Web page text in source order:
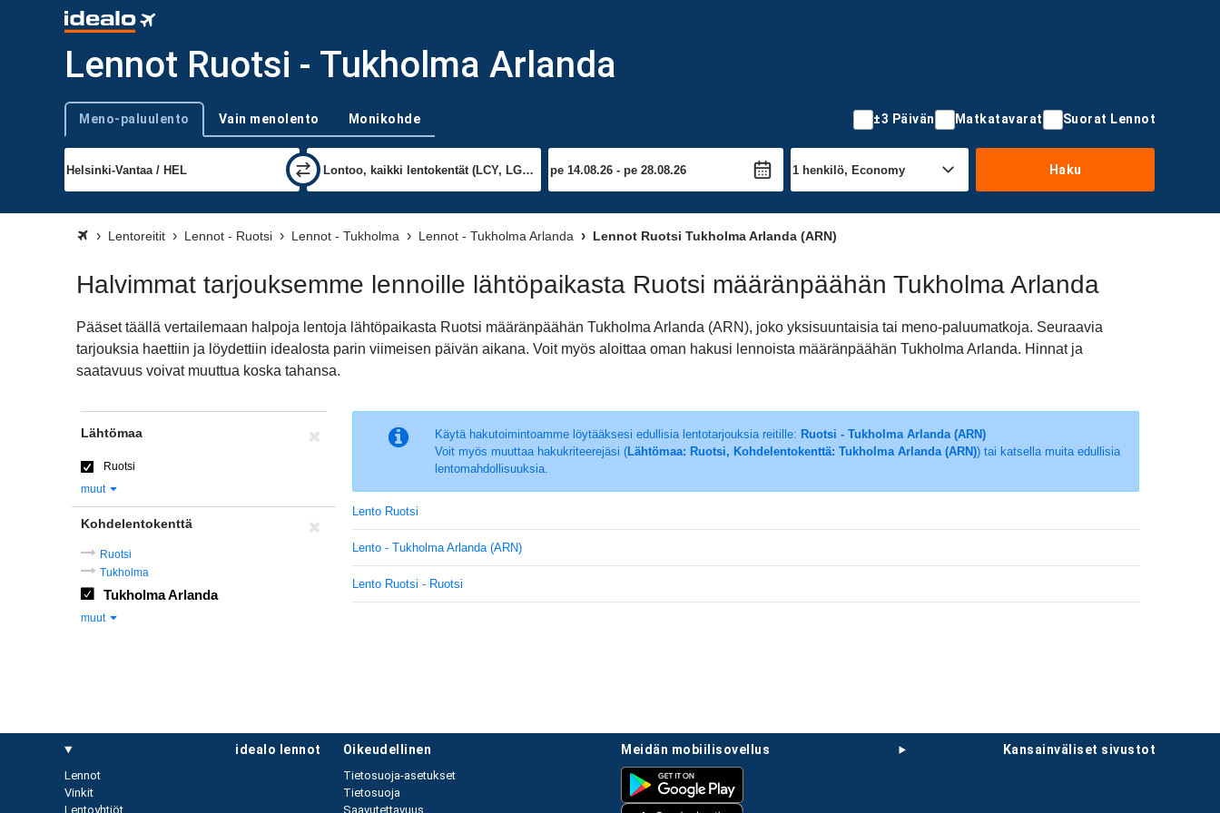
Lennot Ruotsi - Tukholma Arlanda
Trip type
Meno-paluulento Vain menolento Monikohde ±3 Päivän Matkatavarat Suorat Lennot
Haku
Lentoreitit Lennot - Ruotsi Lennot - Tukholma Lennot - Tukholma Arlanda Lennot Ruotsi Tukholma Arlanda (ARN)
Halvimmat tarjouksemme lennoille lähtöpaikasta Ruotsi määränpäähän Tukholma Arlanda
Pääset täällä vertailemaan halpoja lentoja lähtöpaikasta Ruotsi määränpäähän Tukholma Arlanda (ARN), joko yksisuuntaisia tai meno-paluumatkoja. Seuraavia
tarjouksia haettiin ja löydettiin idealosta parin viimeisen päivän aikana. Voit myös aloittaa oman hakusi lennoista määränpäähän Tukholma Arlanda. Hinnat ja
saatavuus voivat muuttua koska tahansa.
Käytä hakutoimintoamme löytääksesi edullisia lentotarjouksia reitille: Ruotsi - Tukholma Arlanda (ARN)
Voit myös muuttaa hakukriteerejäsi (Lähtömaa: Ruotsi, Kohdelentokenttä: Tukholma Arlanda (ARN)) tai katsella muita edullisia
lentomahdollisuuksia.
Lento Ruotsi
Lento - Tukholma Arlanda (ARN)
Lento Ruotsi - Ruotsi
Lähtömaa
Ruotsi
muut
Kohdelentokenttä
Ruotsi
Tukholma
Tukholma Arlanda
muut
idealo lennot
Lennot
Vinkit
Lentoyhtiöt
kansainväliset sivustot
meidän mobiilisovellus
oikeudellinen
Tietosuoja-asetukset
Tietosuoja
Saavutettavuus